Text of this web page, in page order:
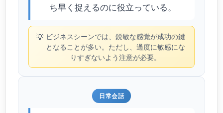
ち早く捉えるのに役立っている。
💡 ビジネスシーンでは、鋭敏な感覚が成功の鍵
となることが多い。ただし、過度に敏感にな
りすぎないよう注意が必要。
日常会話